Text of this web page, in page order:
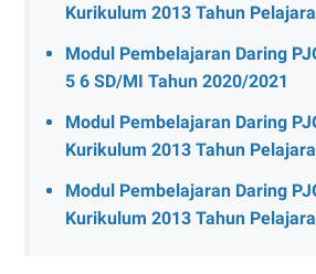
Kurikulum 2013 Tahun
Modul Pembelajaran Daring
5 6 SD/MI Tahun 2020/2021
Modul Pembelajaran Daring
Kurikulum 2013 Tahun
Modul Pembelajaran Daring
Kurikulum 2013 Tahun